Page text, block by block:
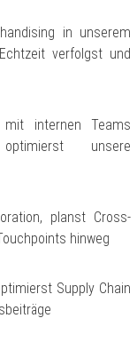
in unserem
verfolgst und
internen Teams
unsere
planst Cross-
hinweg
Supply Chain